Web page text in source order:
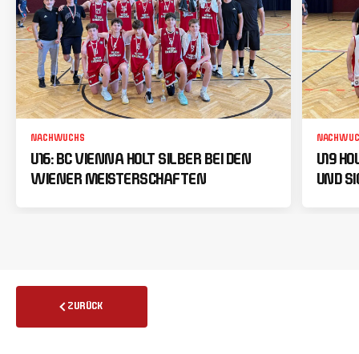
NACHWUCHS
U16: BC VIENNA HOLT SILBER BEI DEN
WIENER MEISTERSCHAFTEN
U19
UND
ZURÜCK